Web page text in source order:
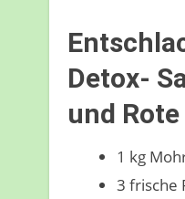
Detox-
und
1 kg
3 frische